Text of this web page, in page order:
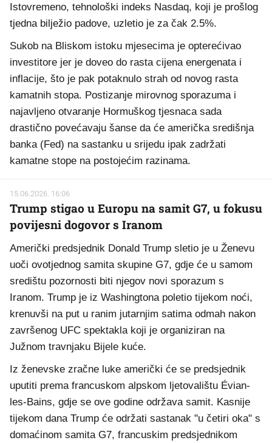
Istovremeno, tehnološki indeks Nasdaq, koji je prošlog
tjedna bilježio padove, uzletio je za čak 2.5%.
Sukob na Bliskom istoku mjesecima je opterećivao
investitore jer je doveo do rasta cijena energenata i
inflacije, što je pak potaknulo strah od novog rasta
kamatnih stopa. Postizanje mirovnog sporazuma i
najavljeno otvaranje Hormuškog tjesnaca sada
drastično povećavaju šanse da će američka središnja
banka (Fed) na sastanku u srijedu ipak zadržati
kamatne stope na postojećim razinama.
15.06.2026. 16:06
Trump stigao u Europu na samit G7, u fokusu
povijesni dogovor s Iranom
Američki predsjednik Donald Trump sletio je u Ženevu
uoči ovotjednog samita skupine G7, gdje će u samom
središtu pozornosti biti njegov novi sporazum s
Iranom. Trump je iz Washingtona poletio tijekom noći,
krenuvši na put u ranim jutarnjim satima odmah nakon
završenog UFC spektakla koji je organiziran na
Južnom travnjaku Bijele kuće.
Iz ženevske zračne luke američki će se predsjednik
uputiti prema francuskom alpskom ljetovalištu Évian-
les-Bains, gdje se ove godine održava samit. Kasnije
tijekom dana Trump će održati sastanak "u četiri oka" s
domaćinom samita G7, francuskim predsjednikom